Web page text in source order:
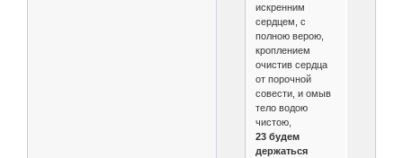
искренним
сердцем, с
полною верою,
кроплением
очистив сердца
от порочной
совести, и омыв
тело водою
чистою,
23 будем
держаться